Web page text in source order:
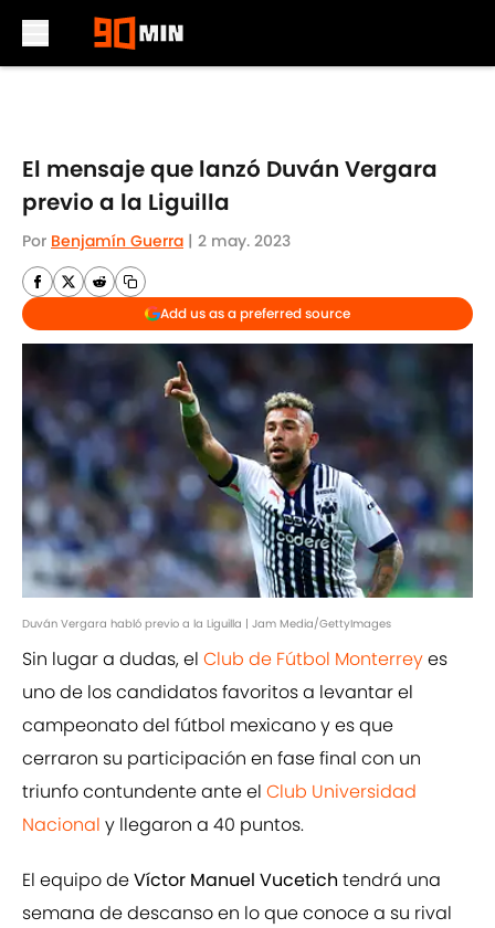
El mensaje que lanzó Duván Vergara
previo a la Liguilla
Por Benjamín Guerra | 2 may. 2023
Add us as a preferred source
Duván Vergara habló previo a la Liguilla | Jam Media/GettyImages
Sin lugar a dudas, el Club de Fútbol Monterreyes
uno de los candidatos favoritos a levantar el
campeonato del fútbol mexicano y es que
cerraron su participación en fase final con un
triunfo contundente ante el Club Universidad
Nacional y llegaron a 40 puntos.
El equipo deVíctor Manuel Vucetich tendrá una
semana de descanso en lo que conoce a su rival